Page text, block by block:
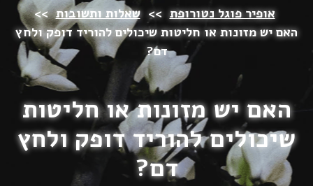
אופיר פוגל נטורופת >> שאלות ותשובות >>
האם יש מזונות או חליטות שיכולים להוריד דופק ולחץ
דם?
האם יש מזונות או חליטות
שיכולים להוריד דופק ולחץ
דם?